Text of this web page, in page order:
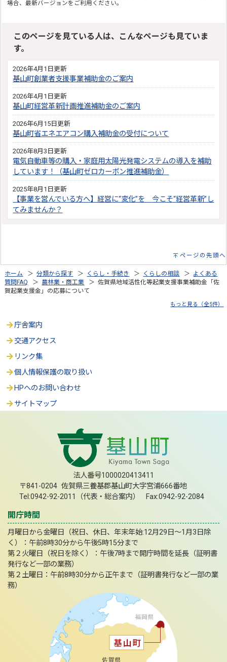
場合、最新バージョンをご利用ください。
このページを見ている人は、こんなページも見ていま
す。
2026年4月1日更新
基山町創業者支援事業補助金のご案内
2026年4月1日更新
基山町経営革新計画推進補助金のご案内
2026年6月15日更新
基山町省エネエアコン購入補助金の受付について
2026年8月3日更新
電気自動車等の購入・家庭用太陽光発電システムの導入を補助
しています！（基山町ゼロカーボン推進補助金）
2025年8月1日更新
【事業を営んでいる方へ】経営に“変化”を 今こそ“経営革新”し
てみませんか？
ページの先頭へ
ホーム ＞分類から探す ＞ くらし・手続き ＞ くらしの相談 ＞ よくある
質問FAQ
＞ 農林業・商工業 ＞ 佐賀県地域活性化等起業支援事業補助金「佐
賀起業支援金」の応募について
もっと見る（全5件）
庁舎案内
交通アクセス
リンク集
個人情報保護の取り扱い
HPへのお問い合わせ
サイトマップ
法人番号1000020413411
〒841-0204 佐賀県三養基郡基山町大字宮浦666番地
Tel:0942-92-2011（代表・総合案内） Fax:0942-92-2084
開庁時間
月曜日から金曜日（祝日、休日、年末年始:12月29日～1月3日除
く）：午前8時30分から午後5時15分まで
第２火曜日（祝日を除く）：午後7時まで開庁時間を延長（証明書
発行など一部の業務）
第２土曜日：午前8時30分から正午まで（証明書発行など一部の業
務）